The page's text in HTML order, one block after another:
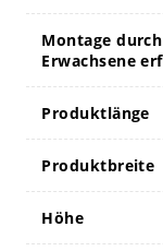
Montage durch
Erwachsene
Produktlänge
Produktbreite
Höhe